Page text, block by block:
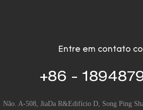
Entre em contato
+86 -
Não. A-508, JiaDa R&Edifício D, Song Ping